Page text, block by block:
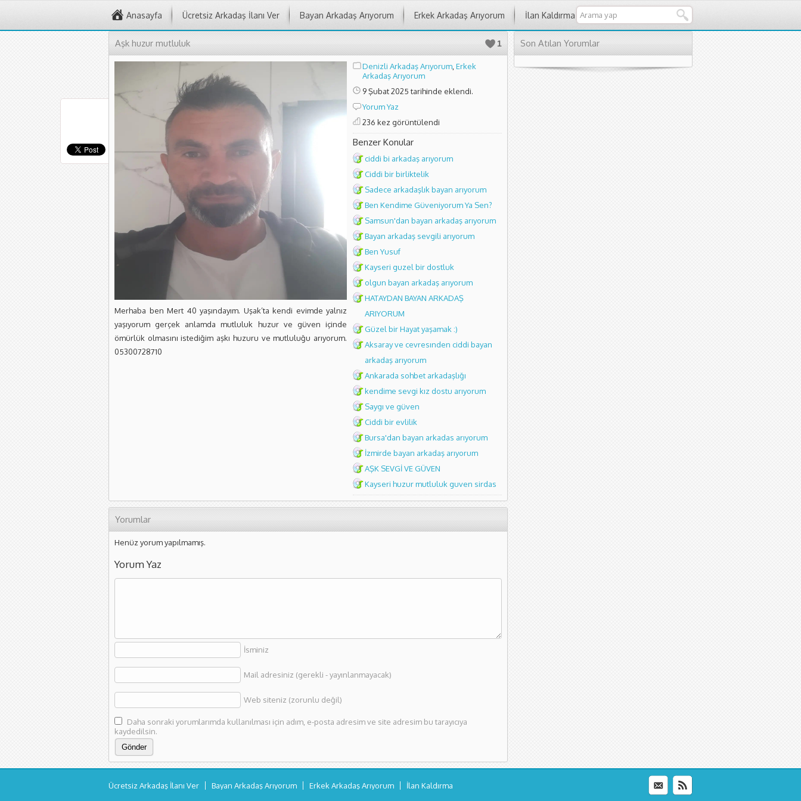
Anasayfa Ücretsiz Arkadaş İlanı Ver Bayan Arkadaş Arıyorum Erkek Arkadaş Arıyorum İlan Kaldırma
1
Aşk huzur mutluluk
Merhaba ben Mert 40 yaşındayım. Uşak’ta kendi evimde yalnız
yaşıyorum gerçek anlamda mutluluk huzur ve güven içinde
ömürlük olmasını istediğim aşkı huzuru ve mutluluğu arıyorum.
05300728710
Denizli Arkadaş Arıyorum Erkek
Arkadaş Arıyorum
9 Şubat 2025 tarihinde eklendi.
Yorum Yaz
236 kez görüntülendi
Benzer Konular
ciddi bi arkadaş arıyorum
Ciddi bir birliktelik
Sadece arkadaşlık bayan arıyorum
Ben Kendime Güveniyorum Ya Sen?
Samsun'dan bayan arkadaş arıyorum
Bayan arkadaş sevgili arıyorum
Ben Yusuf
Kayseri guzel bir dostluk
olgun bayan arkadaş arıyorum
HATAYDAN BAYAN ARKADAŞ
ARIYORUM
Güzel bir Hayat yaşamak :)
Aksaray ve cevresınden ciddi bayan
arkadaş arıyorum
Ankarada sohbet arkadaşlığı
kendime sevgi kız dostu arıyorum
Saygı ve güven
Ciddi bir evlilik
Bursa'dan bayan arkadas arıyorum
İzmirde bayan arkadaş arıyorum
AŞK SEVGİ VE GÜVEN
Kayseri huzur mutluluk guven sirdas
Yorumlar
Henüz yorum yapılmamış.
Yorum Yaz
İsminiz
Mail adresiniz (gerekli - yayınlanmayacak)
Web siteniz (zorunlu değil)
Daha sonraki yorumlarımda kullanılması için adım, e-posta adresim ve site adresim bu tarayıcıya
kaydedilsin.
Son Atılan Yorumlar
Ücretsiz Arkadaş İlanı Ver Bayan Arkadaş Arıyorum Erkek Arkadaş Arıyorum İlan Kaldırma